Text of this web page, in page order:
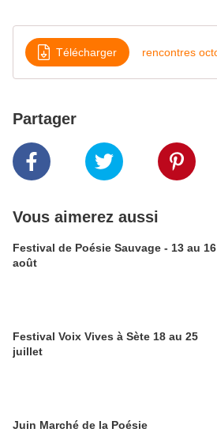
Télécharger
Partager
Vous aimerez aussi
Festival de Poésie Sauvage - 13 au 16
août
Festival Voix Vives à Sète 18 au 25
juillet
Juin Marché de la Poésie